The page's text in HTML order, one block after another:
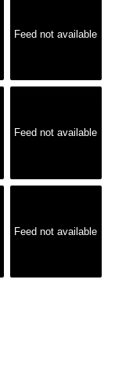
Feed not available
Feed not available
Feed not available